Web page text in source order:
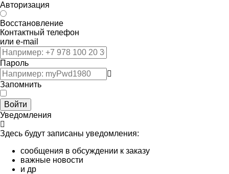
Авторизация
Восстановление
Контактный телефон
или e-mail
Пароль
Запомнить
Войти
Уведомления
Здесь будут записаны уведомления:
сообщения в обсуждении к заказу
важные новости
и др